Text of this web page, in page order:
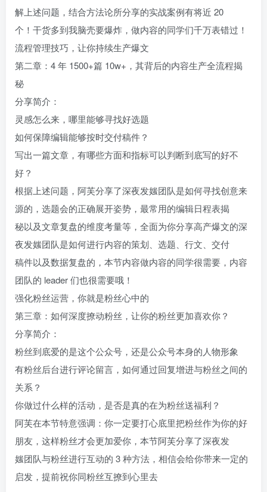
解上述问题，结合方法论所分享的实战案例有将近 20
个！干货多到我脑壳要爆炸，做内容的同学们千万表错过！
流程管理技巧，让你持续生产爆文
第二章：4 年 1500+篇 10w+，其背后的内容生产全流程揭
秘
分享简介：
灵感怎么来，哪里能够寻找好选题
如何保障编辑能够按时交付稿件？
写出一篇文章，有哪些方面和指标可以判断到底写的好不
好？
根据上述问题，阿芙分享了深夜发媸团队是如何寻找创意来
源的，选题会的正确展开姿势，最常用的编辑日程表揭
秘以及文章复盘的维度考量等，全面为你分享高产爆文的深
夜发媸团队是如何进行内容的策划、选题、行文、交付
稿件以及数据复盘的，本节内容做内容的同学很需要，内容
团队的 leader 们也很需要哦！
强化粉丝运营，你就是粉丝心中的
第三章：如何深度撩动粉丝，让你的粉丝更加喜欢你？
分享简介：
粉丝到底爱的是这个公众号，还是公众号本身的人物形象
有粉丝后台进行评论留言，如何通过回复增进与粉丝之间的
关系？
你做过什么样的活动，是否是真的在为粉丝送福利？
阿芙在本节特意强调：你一定要打心底里把粉丝作为你的好
朋友，这样粉丝才会更加爱你，本节阿芙分享了深夜发
媸团队与粉丝进行互动的 3 种方法，相信会给你带来一定的
启发，提前祝你同粉丝互撩到心里去